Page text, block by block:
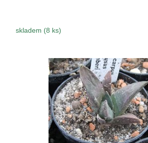
skladem (8 ks)